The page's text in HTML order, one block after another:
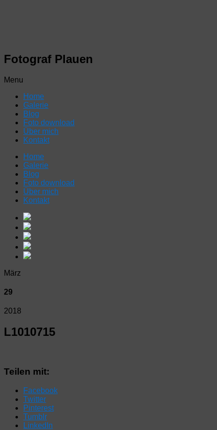
Fotograf Plauen
Menu
Home
Galerie
Blog
Foto download
Über mich
Kontakt
Home
Galerie
Blog
Foto download
Über mich
Kontakt
März
29
2018
L1010715
Teilen mit:
Facebook
Twitter
Pinterest
Tumblr
LinkedIn